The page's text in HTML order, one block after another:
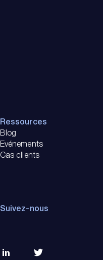
Ressources
Blog
Evénements
Cas clients
Suivez-nous